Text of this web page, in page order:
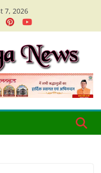
7, 2026